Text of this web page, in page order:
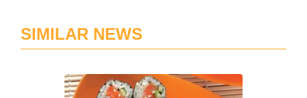
SIMILAR NEWS